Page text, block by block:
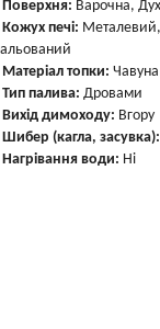
Поверхня: Варочна,
Кожух печі: Металевий,
Матеріал топки: Чавуна
Тип палива: Дровами
Вихід димоходу: Вгору
Шибер (кагла,
Нагрівання води: Ні